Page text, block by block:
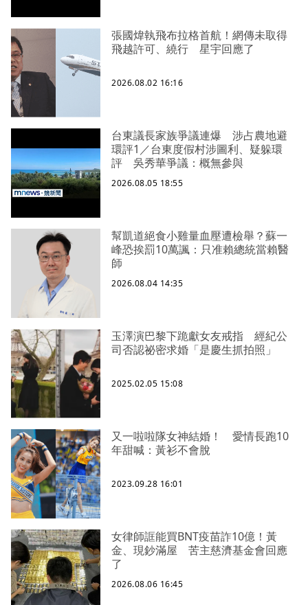
張國煒執飛布拉格首航！網傳未取得
飛越許可、繞行 星宇回應了
2026.08.02 16:16
台東議長家族爭議連爆 涉占農地避
環評1／台東度假村涉圖利、疑躲環
評 吳秀華爭議：概無參與
2026.08.05 18:55
幫凱道絕食小雞量血壓遭檢舉？蘇一
峰恐挨罰10萬諷：只准賴總統當賴醫
師
2026.08.04 14:35
玉澤演巴黎下跪獻女友戒指 經紀公
司否認祕密求婚「是慶生抓拍照」
2025.02.05 15:08
又一啦啦隊女神結婚！ 愛情長跑10
年甜喊：黃衫不會脫
2023.09.28 16:01
女律師誆能買BNT疫苗詐10億！黃
金、現鈔滿屋 苦主慈濟基金會回應
了
2026.08.06 16:45